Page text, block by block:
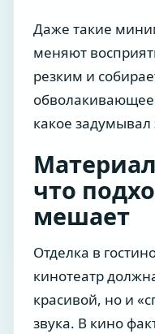
Даже такие
меняют
резким и
какое задумывал
что
мешает
Отделка в
кинотеатр
красивой, но и
звука. В кино